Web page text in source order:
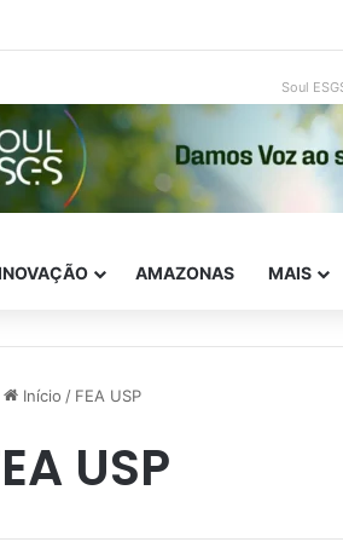
como inovar com impacto real
Soul
AMAZONAS MAIS
Início / FEA USP
USP